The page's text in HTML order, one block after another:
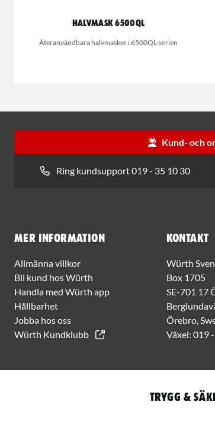
Halvmask 6500QL
Återanvändbara halvmasker i 6500QL-serien
Kund- och
Ring kundsupport 019 - 35 10 30
Mer information
Allmänna villkor
Bli kund hos Würth
Handla med Würth app
Hållbarhet
Jobba hos oss
Würth Kundklubb
Kontakt
Würth
Box 1705
SE-701 17
Örebro,
Växel: 019
Trygg &